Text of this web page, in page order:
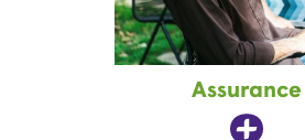
Assurance